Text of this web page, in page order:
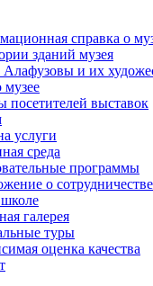
справка о
зданий музея
и их
посетителей выставок
услуги
среда
программы
о сотрудничестве
галерея
туры
оценка качества